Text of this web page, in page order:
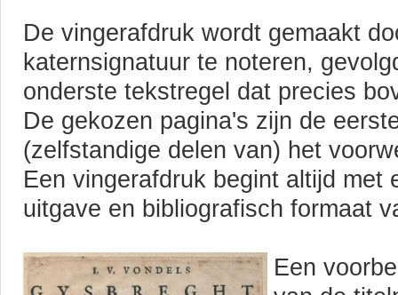
De vingerafdruk wordt gemaakt
katernsignatuur te noteren,
onderste tekstregel dat precies
De gekozen pagina's zijn de
(zelfstandige delen van) het
Een vingerafdruk begint altijd met
uitgave en bibliografisch formaat
Een